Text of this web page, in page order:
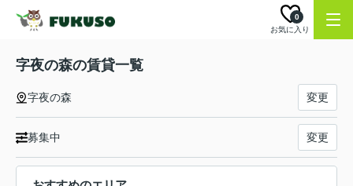
お気に入り
0
字夜の森の賃貸一覧
字夜の森 変更
募集中 変更